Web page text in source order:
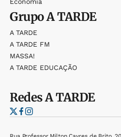
GrupoA TARDE
A TARDE
A TARDE FM
MASSA!
A TARDE EDUCAÇÃO
RedesA TARDE